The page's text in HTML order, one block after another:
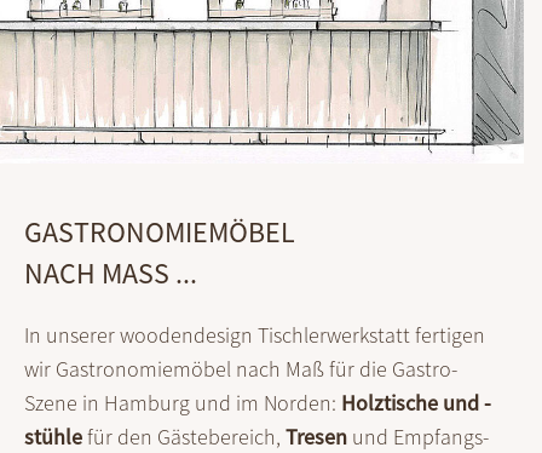
GASTRONOMIEMÖBEL
NACH MASS ...
In unserer woodendesign Tischler­werkstatt fertigen
wir Gastro­nomie­möbel nach Maß für die Gastro-
Szene in Hamburg und im Norden: Holz­tische und -
stühlefür den Gäste­bereich, Tresen und Empfangs­